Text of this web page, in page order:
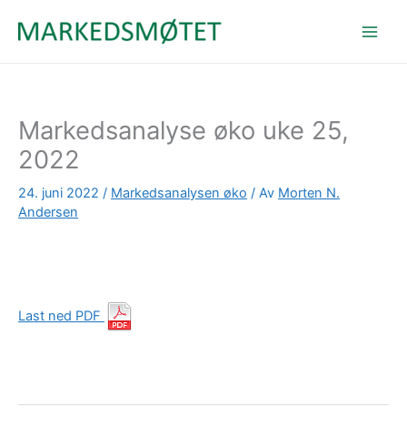
Markedsanalyse øko uke 25,
2022
24. juni 2022 / Markedsanalysen øko / Av Morten N.
Andersen
Last ned PDF